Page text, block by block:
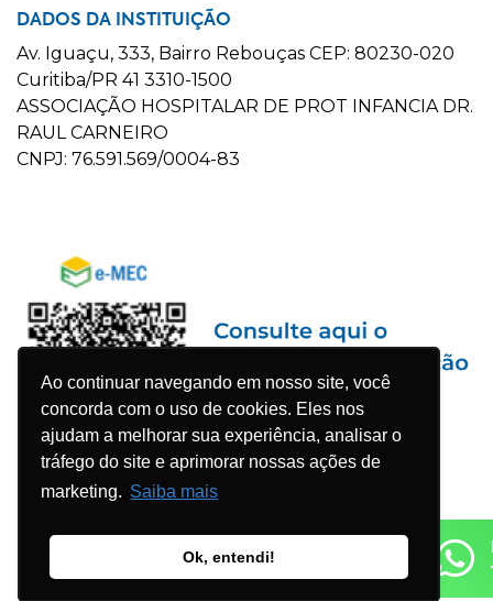
Ao continuar navegando em nosso site, você
concorda com o uso de cookies. Eles nos
ajudam a melhorar sua experiência, analisar o
tráfego do site e aprimorar nossas ações de
marketing. Saiba mais
Ok, entendi!
DADOS DA INSTITUIÇÃO
Av. Iguaçu, 333, Bairro Rebouças CEP: 80230-020
Curitiba/PR 41 3310-1500
ASSOCIAÇÃO HOSPITALAR DE PROT INFANCIA DR.
RAUL CARNEIRO
CNPJ: 76.591.569/0004-83
© 2023 Faculdade Pequeno Príncipe - Todos os direitos